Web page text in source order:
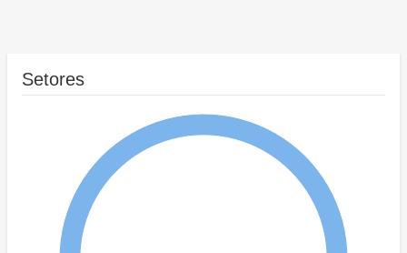
Setores